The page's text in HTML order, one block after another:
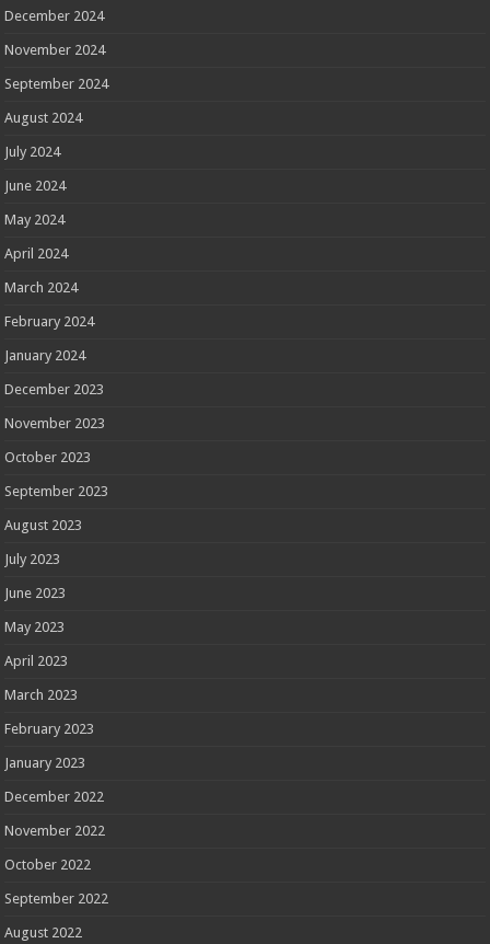
December 2024
November 2024
September 2024
August 2024
July 2024
June 2024
May 2024
April 2024
March 2024
February 2024
January 2024
December 2023
November 2023
October 2023
September 2023
August 2023
July 2023
June 2023
May 2023
April 2023
March 2023
February 2023
January 2023
December 2022
November 2022
October 2022
September 2022
August 2022